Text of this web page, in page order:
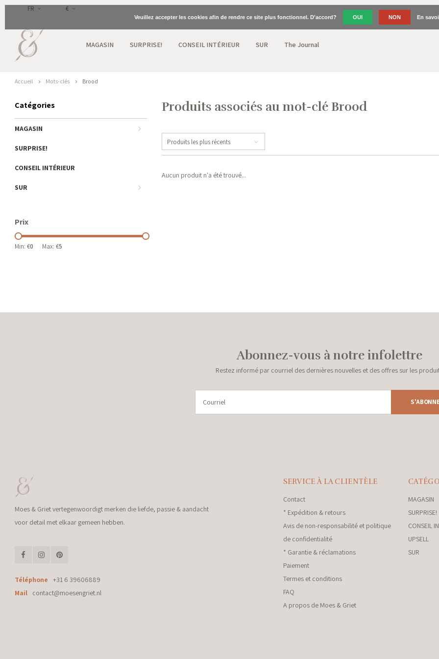
FR €
MAGASIN SURPRISE! CONSEIL INTÉRIEUR SUR The Journal
Accueil Mots-clés Brood
Catégories
MAGASIN
SURPRISE!
CONSEIL INTÉRIEUR
SUR
Prix
Min: €0 Max: €5
Produits associés au mot-clé Brood
Produits les plus récents
Aucun produit n'a été trouvé...
Abonnez-vous à notre infolettre
Restez informé par courriel des dernières nouvelles et des offres sur les
Moes & Griet vertegenwoordigt merken die liefde, passie & aandacht
voor detail met elkaar gemeen hebben.
Téléphone
+31 6 39606889
Mail
contact@moesengriet.nl
SERVICE À LA CLIENTÈLE
Contact
* Expédition & retours
Avis de non-responsabilité et politique
de confidentialité
* Garantie & réclamations
Paiement
Termes et conditions
FAQ
A propos de Moes & Griet
MAGASIN
SURPRISE!
CONSEIL
UPSELL
SUR
Veuillez accepter les cookies afin de rendre ce site plus fonctionnel. D'accord? OUI NON En